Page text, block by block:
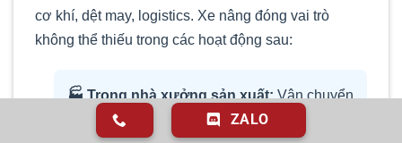
cơ khí, dệt may, logistics. Xe nâng đóng vai trò
không thể thiếu trong các hoạt động sau:
🏭 Trong nhà xưởng sản xuất:Vận chuyển
nguyên liệu đầu vào, bốc xếp thành phẩm
ZALO